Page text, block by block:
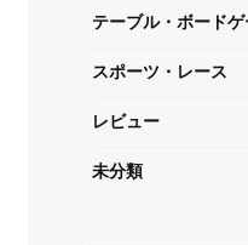
テーブル・ボードゲ
スポーツ・レース
レビュー
未分類